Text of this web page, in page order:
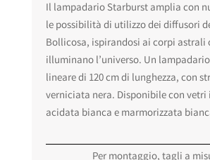
Il lampadario Starburst amplia con
le possibilità di utilizzo dei diffusori
Bollicosa, ispirandosi ai corpi astrali
illuminano l’universo. Un
lineare di 120 cm di lunghezza, con
verniciata nera. Disponibile con
acidata bianca e marmorizzata